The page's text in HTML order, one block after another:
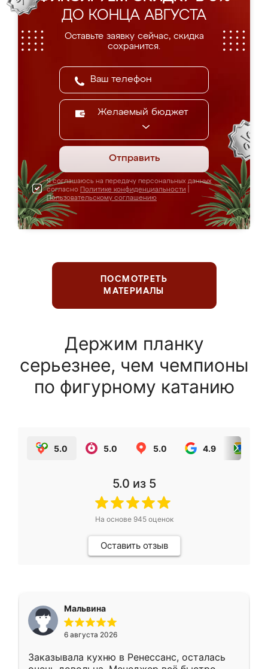
ДО КОНЦА АВГУСТА
Оставьте заявку сейчас, скидка
сохранится.
Желаемый бюджет
Отправить
Я соглашаюсь на передачу персональных данных
согласно Политике конфиденциальности
Пользовательскому соглашению
ПОСМОТРЕТЬ
МАТЕРИАЛЫ
Держим планку
серьезнее, чем чемпионы
по фигурному катанию
5.0 5.0 5.0 4.9
5.0 из 5
На основе 945оценок
Оставить отзыв
Мальвина
6 августа 2026
Заказывала кухню в Ренессанс, осталась